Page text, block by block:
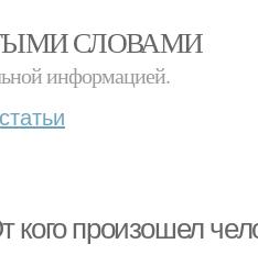
СЛОВАМИ
информацией.
статьи
кого произошел